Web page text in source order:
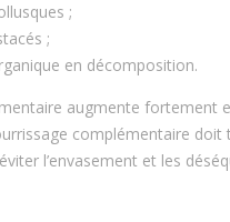
;
;
en décomposition.
augmente fortement
complémentaire
l’envasement et les